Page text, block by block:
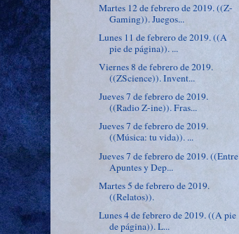
Martes 12 de febrero de 2019. ((Z-
Gaming)). Juegos...
Lunes 11 de febrero de 2019. ((A
pie de página)). ...
Viernes 8 de febrero de 2019.
((ZScience)). Invent...
Jueves 7 de febrero de 2019.
((Radio Z-ine)). Fras...
Jueves 7 de febrero de 2019.
((Música: tu vida)). ...
Jueves 7 de febrero de 2019. ((Entre
Apuntes y Dep...
Martes 5 de febrero de 2019.
((Relatos)).
Lunes 4 de febrero de 2019. ((A pie
de página)). L...